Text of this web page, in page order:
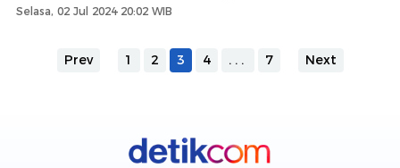
Selasa, 02 Jul 2024 20:02 WIB
Prev 1 2 3 4 ... 7 Next